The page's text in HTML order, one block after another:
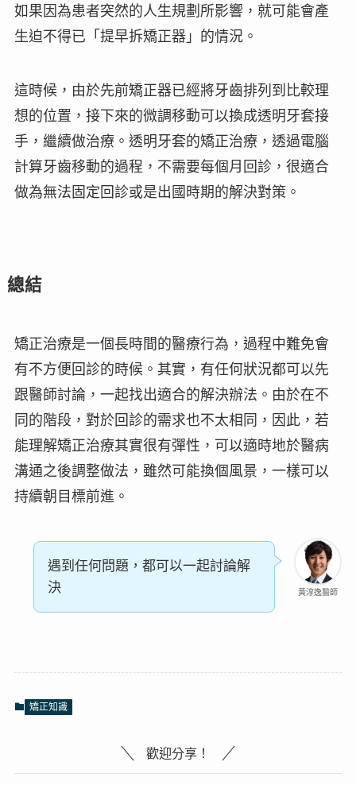
如果因為患者突然的人生規劃所影響，就可能會產
生迫不得已「提早拆矯正器」的情況。
這時候，由於先前矯正器已經將牙齒排列到比較理
想的位置，接下來的微調移動可以換成透明牙套接
手，繼續做治療。透明牙套的矯正治療，透過電腦
計算牙齒移動的過程，不需要每個月回診，很適合
做為無法固定回診或是出國時期的解決對策。
總結
矯正治療是一個長時間的醫療行為，過程中難免會
有不方便回診的時候。其實，有任何狀況都可以先
跟醫師討論，一起找出適合的解決辦法。由於在不
同的階段，對於回診的需求也不太相同，因此，若
能理解矯正治療其實很有彈性，可以適時地於醫病
溝通之後調整做法，雖然可能換個風景，一樣可以
持續朝目標前進。
黃淳逸醫師
遇到任何問題，都可以一起討論解
決
矯正知識
歡迎分享！